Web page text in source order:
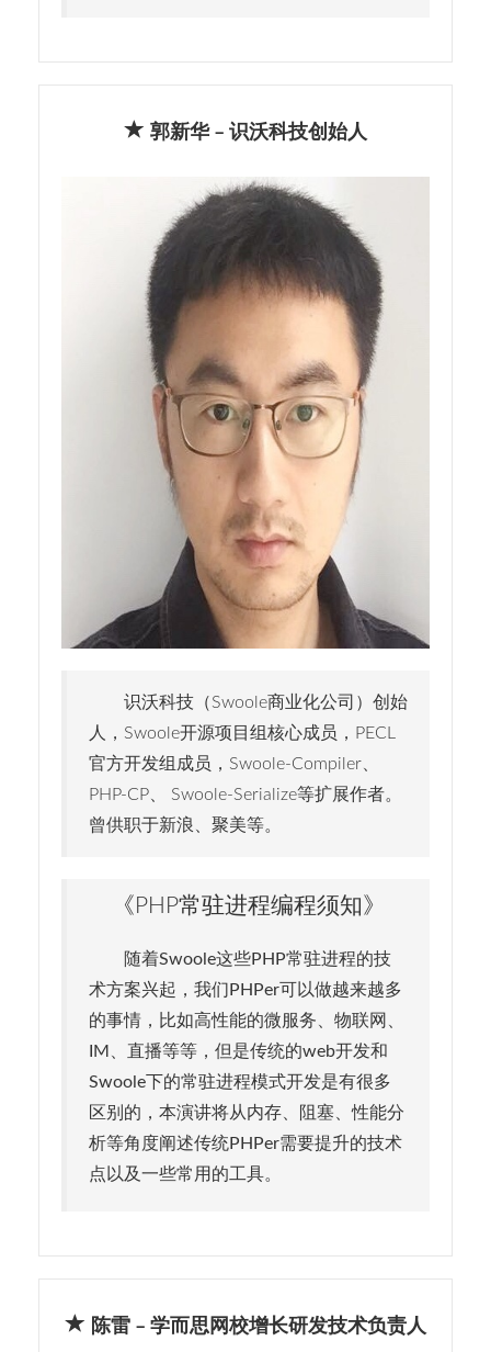
郭新华 – 识沃科技创始人
识沃科技（Swoole商业化公司）创始
人，Swoole开源项目组核心成员，PECL
官方开发组成员，Swoole-Compiler、
PHP-CP、 Swoole-Serialize等扩展作者。
曾供职于新浪、聚美等。
《PHP常驻进程编程须知》
随着Swoole这些PHP常驻进程的技
术方案兴起，我们PHPer可以做越来越多
的事情，比如高性能的微服务、物联网、
IM、直播等等，但是传统的web开发和
Swoole下的常驻进程模式开发是有很多
区别的，本演讲将从内存、阻塞、性能分
析等角度阐述传统PHPer需要提升的技术
点以及一些常用的工具。
陈雷 – 学而思网校增长研发技术负责人